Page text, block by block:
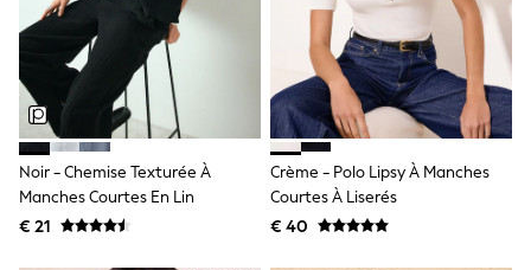
All Clothing
T-Shirts
Dresses
Shorts & Skirts
Coats & Jackets
Sweatshirts & Hoodies
Knitwear
Trousers & Leggings
Sets & Outfits
Tops
Nightwear & Pyjamas
Noir - Chemise Texturée À
Manches Courtes En Lin
€ 21
Crème - Polo Lipsy À Manches
Courtes À Liserés
€ 40